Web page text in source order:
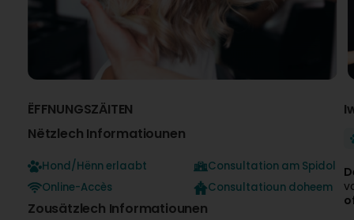
ËFFNUNGSZÄITEN
Nëtzlech Informatiounen
Hond/Hënn erlaabt
Online-Accès
Consultation am Spidol
Consultatioun doheem
Zousätzlech Informatiounen